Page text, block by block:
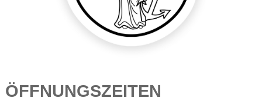
ÖFFNUNGSZEITEN